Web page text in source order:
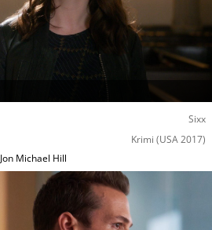
Sixx
Krimi (USA 2017)
Jon Michael Hill